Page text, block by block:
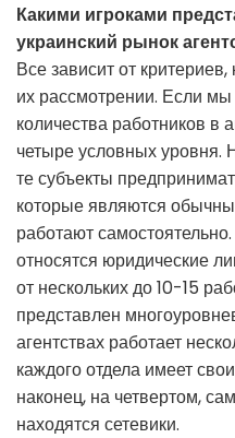
Какими игроками
украинский рынок
Все зависит от
их рассмотрении. Если мы
количества работников в
четыре условных уровня.
те субъекты
которые являются
работают
относятся юридические
от нескольких до 10-15
представлен
агентствах работает
каждого отдела имеет
наконец, на четвертом,
находятся сетевики.